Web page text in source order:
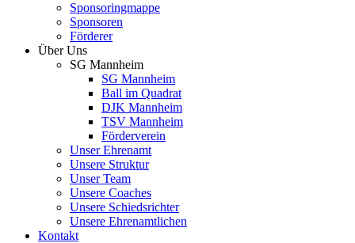
Sponsoringmappe
Sponsoren
Förderer
Über Uns
SG Mannheim
SG Mannheim
Ball im Quadrat
DJK Mannheim
TSV Mannheim
Förderverein
Unser Ehrenamt
Unsere Struktur
Unser Team
Unsere Coaches
Unsere Schiedsrichter
Unsere Ehrenamtlichen
Kontakt